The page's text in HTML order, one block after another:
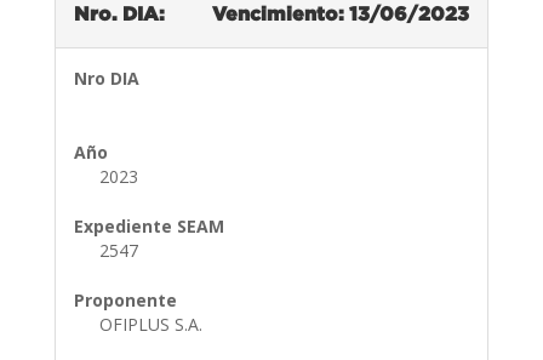
Nro. DIA: Vencimiento: 13/06/2023
Nro DIA
Año
2023
Expediente SEAM
2547
Proponente
OFIPLUS S.A.